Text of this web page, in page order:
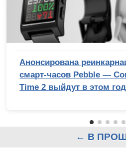
Анонсирована
смарт-часов Pebble —
Time 2 выйдут в этом
← В